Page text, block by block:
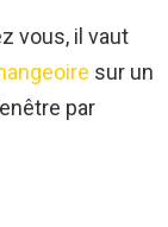
vous, il vaut
sur un
par